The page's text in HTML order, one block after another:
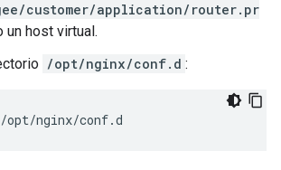
customer/application/router.pr
un host virtual.
/opt/nginx/conf.d :
nginx/conf.d